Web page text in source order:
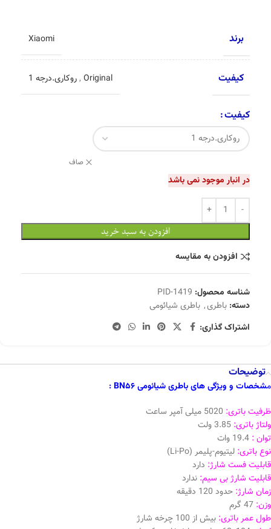
برند Xiaomi
کیفیت Original
,روکاری.درجه 1
کیفیت
صاف
در انبار موجود نمی باشد
افزودن به سبد خرید
افزودن به مقایسه
شناسه محصول: PID-1419
دسته: باطری, باطری شیائومی
اشتراک گذاری:
توضیحات
مشخصات و ویژگی های باطری شیائومی BN56 :
ظرفیت باتری:
ولتاژ باتری:
توان :
نوع باتری: لیتیوم-پلیمر (Li-Po)
قابلیت فست شارژ: دارد
قابلیت شارژ بی سیم: ندارد
زمان شارژ: حدود 120 دقیقه
وزن: 47 گرم
طول عمر باتری: بیش از 100 چرخه شارژ